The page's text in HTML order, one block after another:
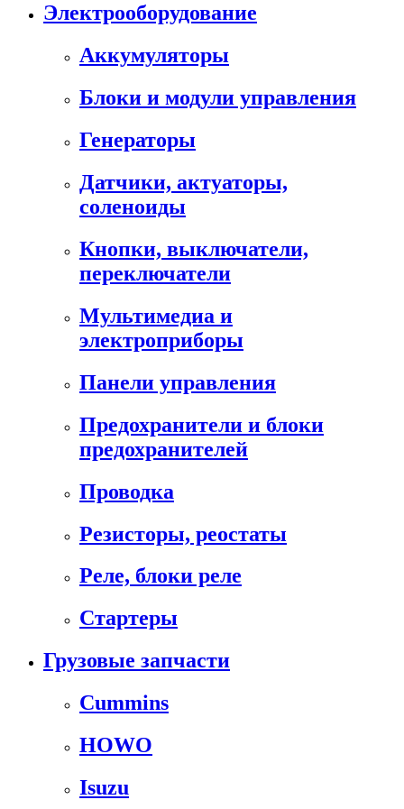
Электрооборудование
Аккумуляторы
Блоки и модули управления
Генераторы
Датчики, актуаторы,
соленоиды
Кнопки, выключатели,
переключатели
Мультимедиа и
электроприборы
Панели управления
Предохранители и блоки
предохранителей
Проводка
Резисторы, реостаты
Реле, блоки реле
Стартеры
Грузовые запчасти
Cummins
HOWO
Isuzu